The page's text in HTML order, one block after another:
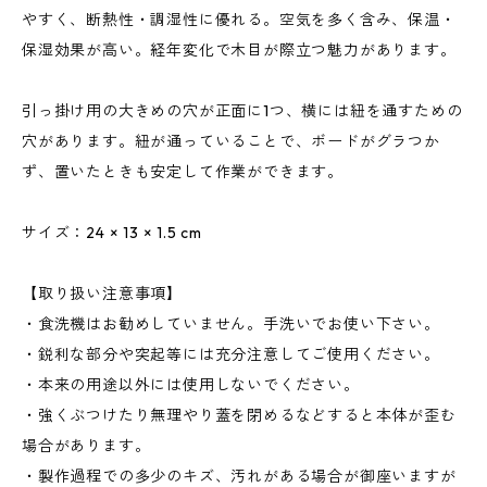
やすく、断熱性・調湿性に優れる。空気を多く含み、保温・
保湿効果が高い。経年変化で木目が際立つ魅力があります。
引っ掛け用の大きめの穴が正面に1つ、横には紐を通すための
穴があります。紐が通っていることで、ボードがグラつか
ず、置いたときも安定して作業ができます。
サイズ：24 × 13 × 1.5 cm
【取り扱い注意事項】
・食洗機はお勧めしていません。手洗いでお使い下さい。
・鋭利な部分や突起等には充分注意してご使用ください。
・本来の用途以外には使用しないでください。
・強くぶつけたり無理やり蓋を閉めるなどすると本体が歪む
場合があります。
・製作過程での多少のキズ、汚れがある場合が御座いますが